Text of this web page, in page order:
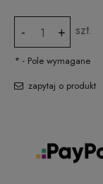
- + szt.
* - Pole wymagane
zapytaj o produkt